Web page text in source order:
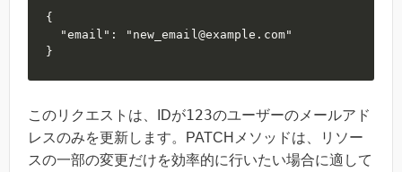
{
  "email": "new_email@example.com"
}
このリクエストは、IDが123のユーザーのメールアド
レスのみを更新します。PATCHメソッドは、リソー
スの一部の変更だけを効率的に行いたい場合に適して